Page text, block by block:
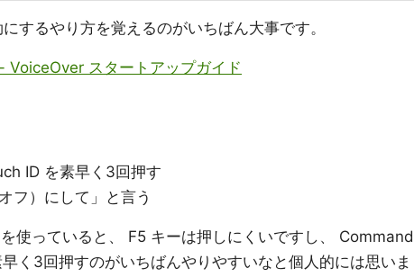
するやり方を覚えるのがいちばん大事です。
スタートアップガイド
ID を素早く3回押す
フ）にして」と言う
使っていると、 F5 キーは押しにくいですし、 Command
く3回押すのがいちばんやりやすいなと個人的には思いま